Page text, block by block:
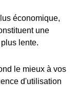
économique,
une
lente.
le mieux à vos
d'utilisation